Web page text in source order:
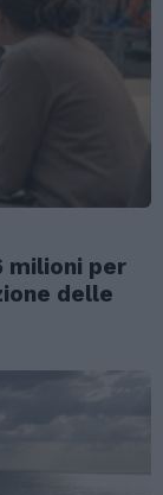
milioni per
delle